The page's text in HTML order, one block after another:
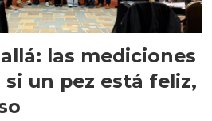
las mediciones
un pez está feliz,